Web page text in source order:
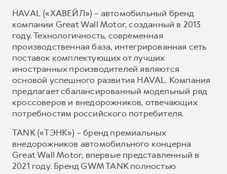
HAVAL («ХАВЕЙЛ») – автомобильный бренд
компании Great Wall Motor, созданный в 2013
году. Технологичность, современная
производственная база, интегрированная сеть
поставок комплектующих от лучших
иностранных производителей являются
основой успешного развития HAVAL. Компания
предлагает сбалансированный модельный ряд
кроссоверов и внедорожников, отвечающих
потребностям российского потребителя.
TANK («ТЭНК») – бренд премиальных
внедорожников автомобильного концерна
Great Wall Motor, впервые представленный в
2021 году. Бренд GWM TANK полностью